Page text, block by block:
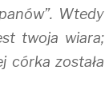
Wtedy
twoja wiara;
córka została